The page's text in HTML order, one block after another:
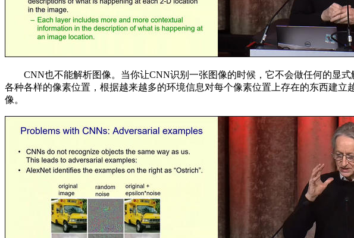
CNN也不能解析图像。当你让CNN识别一张图像的时候，它不会做任何的显式
各种各样的像素位置，根据越来越多的环境信息对每个像素位置上存在的东西建
像。